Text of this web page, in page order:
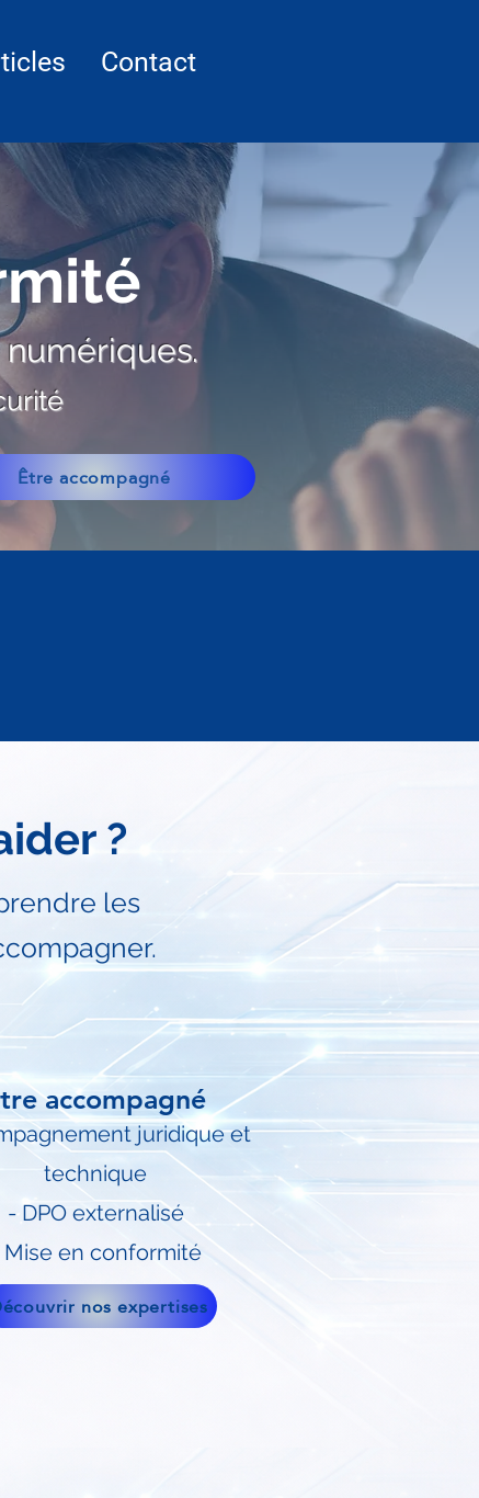
Contact
Être accompagné
?
les
accompagné
juridique et
technique
- DPO externalisé
Mise en conformité
nos expertises